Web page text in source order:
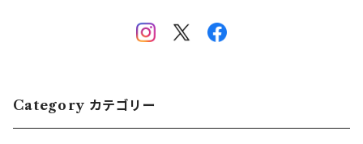
Category カテゴリー